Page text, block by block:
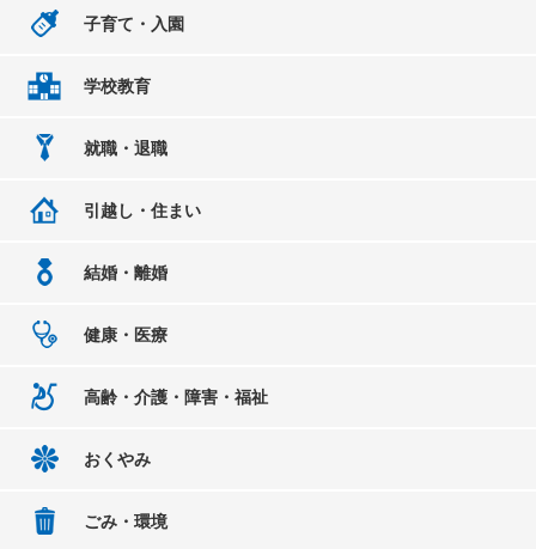
子育て・入園
学校教育
就職・退職
引越し・住まい
結婚・離婚
健康・医療
高齢・介護・障害・福祉
おくやみ
ごみ・環境